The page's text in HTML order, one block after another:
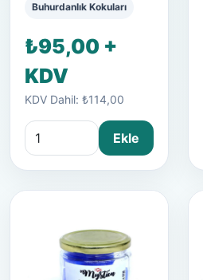
Buhurdanlık Kokuları
₺95,00 +
KDV
KDV Dahil: ₺114,00
Ekle